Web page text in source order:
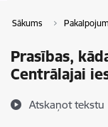
Sākums
Prasības,
Centrālajai
Atskaņot tekstu